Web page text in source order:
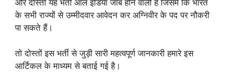
और दोस्तों यह भर्ती ऑल इंडिया जॉब होने वाली है जिसमें कि भारत
के सभी राज्यों से उम्मीदवार आवेदन कर अग्निवीर के पद पर नौकरी
पा सकते हैं।
तो दोस्तों इस भर्ती से जुड़ी सारी महत्वपूर्ण जानकारी हमारे इस
आर्टिकल के माध्यम से बताई गई है।